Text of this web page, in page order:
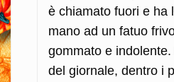
è chiamato fuori e ha
mano ad un fatuo
gommato e
del giornale, dentro i